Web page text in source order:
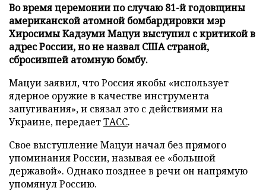
Во время церемонии по случаю 81-й годовщины
американской атомной бомбардировки мэр
Хиросимы Кадзуми Мацуи выступил с критикой в
адрес России, но не назвал США страной,
сбросившей атомную бомбу.
Мацуи заявил, что Россия якобы «использует
ядерное оружие в качестве инструмента
запугивания», и связал это с действиями на
Украине, передаетТАСС.
Свое выступление Мацуи начал без прямого
упоминания России, называя ее «большой
державой». Однако позднее в речи он напрямую
упомянул Россию.